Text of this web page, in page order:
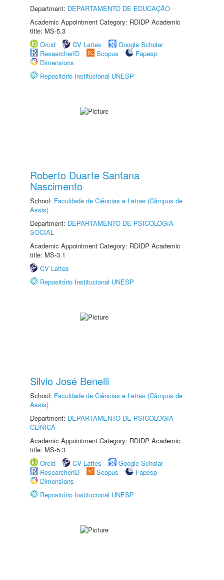
Department: DEPARTAMENTO DE EDUCAÇÃO
Academic Appointment Category: RDIDP Academic
title: MS-5.3
Orcid
CV Lattes
Google Scholar
ResearcherID
Scopus
Fapesp
Dimensions
Repositório Institucional UNESP
Roberto Duarte Santana
Nascimento
School: Faculdade de Ciências e Letras (Câmpus de
Assis)
Department: DEPARTAMENTO DE PSICOLOGIA
SOCIAL
Academic Appointment Category: RDIDP Academic
title: MS-3.1
CV Lattes
Repositório Institucional UNESP
Silvio José Benelli
School: Faculdade de Ciências e Letras (Câmpus de
Assis)
Department: DEPARTAMENTO DE PSICOLOGIA
CLÍNICA
Academic Appointment Category: RDIDP Academic
title: MS-5.3
Orcid
CV Lattes
Google Scholar
ResearcherID
Scopus
Fapesp
Dimensions
Repositório Institucional UNESP